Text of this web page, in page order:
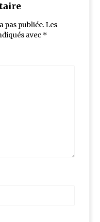
pas publiée.Les
avec *